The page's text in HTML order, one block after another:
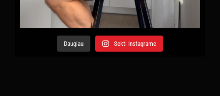
Daugiau Sekti Instagrame